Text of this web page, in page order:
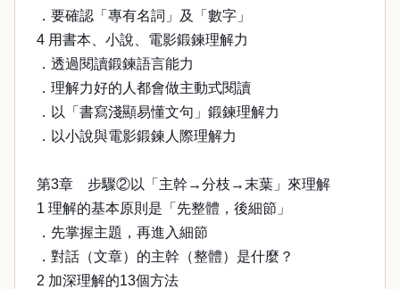
．要確認「專有名詞」及「數字」
4 用書本、小說、電影鍛鍊理解力
．透過閱讀鍛鍊語言能力
．理解力好的人都會做主動式閱讀
．以「書寫淺顯易懂文句」鍛鍊理解力
．以小說與電影鍛鍊人際理解力
第3章 步驟②以「主幹→分枝→末葉」來理解
1 理解的基本原則是「先整體，後細節」
．先掌握主題，再進入細節
．對話（文章）的主幹（整體）是什麼？
2 加深理解的13個方法